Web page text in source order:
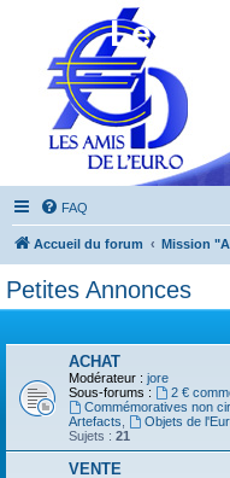
Les
FAQ
Accueil du forum Mission
Petites Annonces
ACHAT
Modérateur : jore
Sous-forums :
2 €
Commémoratives non
Artefacts
Objets de
Sujets : 21
VENTE